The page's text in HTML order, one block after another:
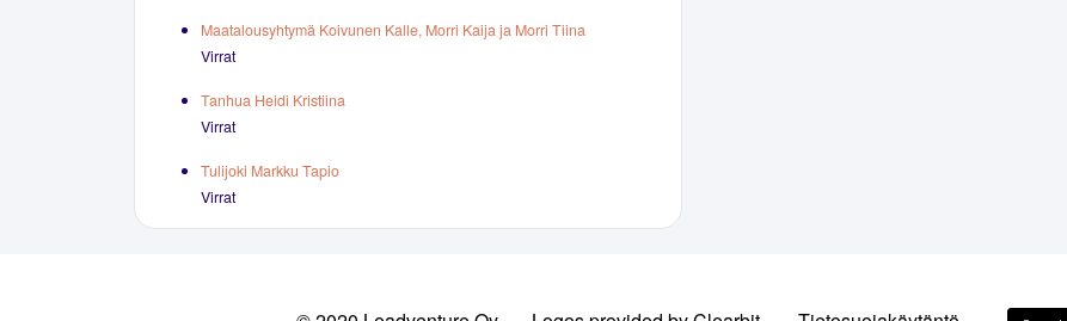
Maatalousyhtymä Koivunen Kalle, Morri Kaija ja Morri Tiina
Virrat
Tanhua Heidi Kristiina
Virrat
Tulijoki Markku Tapio
Virrat